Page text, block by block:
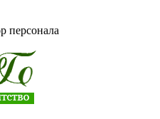
персонала